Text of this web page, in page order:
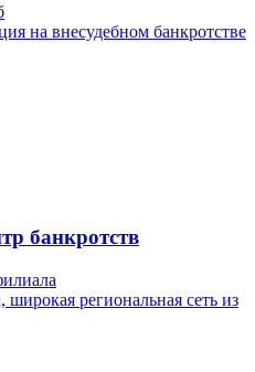
на внесудебном банкротстве
банкротств
региональная сеть из